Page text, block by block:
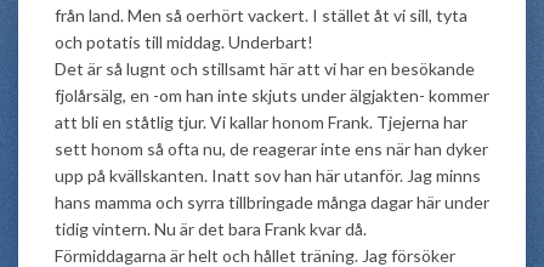
från land. Men så oerhört vackert. I stället åt vi sill, tyta
och potatis till middag. Underbart!
Det är så lugnt och stillsamt här att vi har en besökande
fjolårsälg, en -om han inte skjuts under älgjakten- kommer
att bli en ståtlig tjur. Vi kallar honom Frank. Tjejerna har
sett honom så ofta nu, de reagerar inte ens när han dyker
upp på kvällskanten. Inatt sov han här utanför. Jag minns
hans mamma och syrra tillbringade många dagar här under
tidig vintern. Nu är det bara Frank kvar då.
Förmiddagarna är helt och hållet träning. Jag försöker